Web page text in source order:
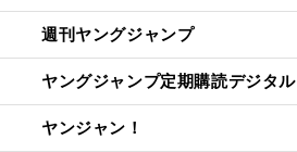
週刊ヤングジャンプ
ヤングジャンプ定期購読デジタル
ヤンジャン！